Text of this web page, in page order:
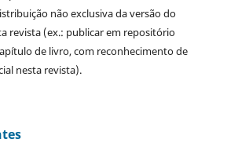
não exclusiva da versão do
revista (ex.: publicar em repositório
de livro, com reconhecimento de
nesta revista).